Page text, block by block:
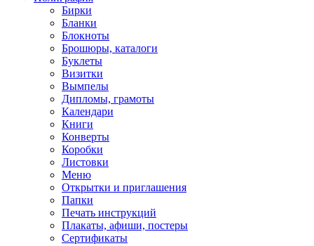
Бирки
Бланки
Блокноты
Брошюры, каталоги
Буклеты
Визитки
Вымпелы
Дипломы, грамоты
Календари
Книги
Конверты
Коробки
Листовки
Меню
Открытки и приглашения
Папки
Печать инструкций
Плакаты, афиши, постеры
Сертификаты